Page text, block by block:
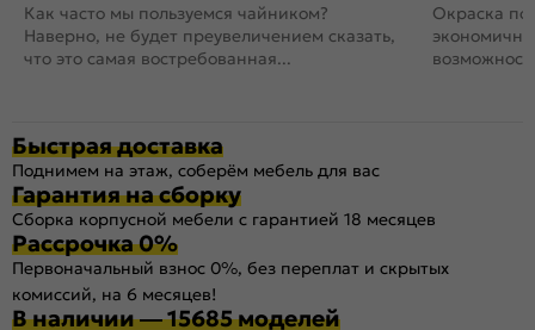
Как часто мы пользуемся чайником?
Наверно, не будет преувеличением сказать,
что это самая востребованная...
Окраска
Быстрая доставка
Поднимем на этаж, соберём мебель для вас
Гарантия на сборку
Сборка корпусной мебели с гарантией 18 месяцев
Рассрочка 0%
Первоначальный взнос 0%, без переплат и скрытых
комиссий, на 6 месяцев!
В наличии — 15685 моделей